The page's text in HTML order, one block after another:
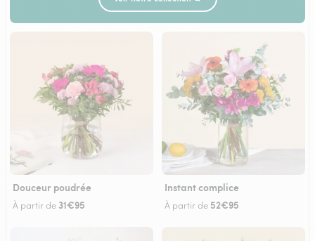
Douceur poudrée
À partir de 31€95
Instant complice
À partir de 52€95